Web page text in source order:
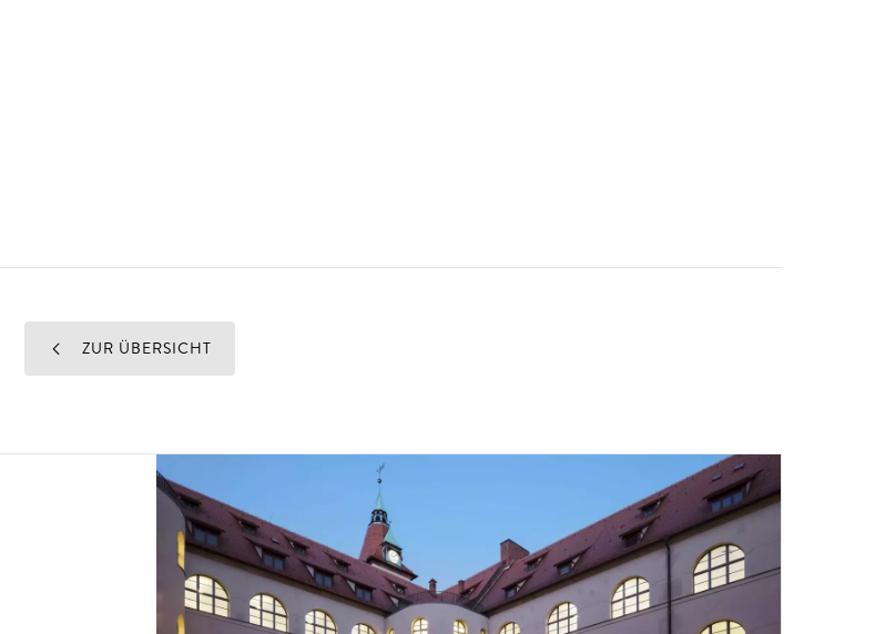
ZUR ÜBERSICHT